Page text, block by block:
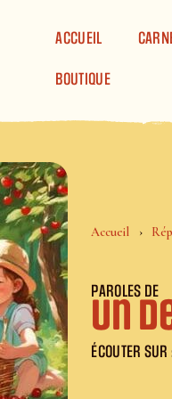
ACCUEIL
BOUTIQUE
Accueil
PAROLES DE
Un
ÉCOUTER SUR